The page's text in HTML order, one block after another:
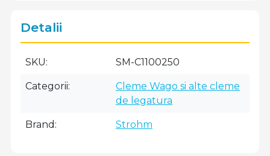
Detalii
SKU SM-C1100250
Categorii
Cleme Wago si alte cleme
de legatura
Brand Strohm